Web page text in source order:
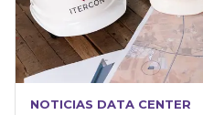
NOTICIAS DATA CENTER